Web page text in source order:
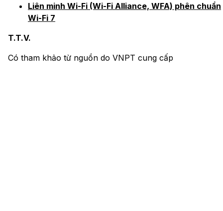
Liên minh Wi-Fi (Wi-Fi Alliance, WFA) phên chuẩn
Wi-Fi 7
T.T.V.
Có tham khảo từ nguồn do VNPT cung cấp